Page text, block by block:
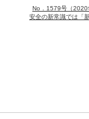
No．1579号（
安全の新常識では「